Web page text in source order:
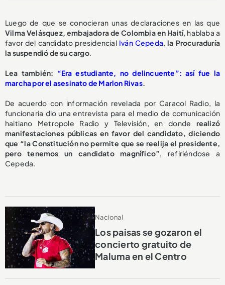
Luego de que se conocieran unas declaraciones en las que
Vilma Velásquez, embajadora de Colombia en Haití, hablaba a
favor del candidato presidencial Iván Cepeda,la Procuraduría
la suspendió de su cargo.
Lea también: “Era estudiante, no delincuente”: así fue la
marcha por el asesinato de Marlon Rivas.
De acuerdo con información revelada por Caracol Radio, la
funcionaria dio una entrevista para el medio de comunicación
haitiano Metropole Radio y Televisión, en donde realizó
manifestaciones públicas en favor del candidato, diciendo
que “la Constitución no permite que se reelija el presidente,
pero tenemos un candidato magnífico”, refiriéndose a
Cepeda.
Nacional
Los paisas se gozaron el
concierto gratuito de
Maluma en el Centro